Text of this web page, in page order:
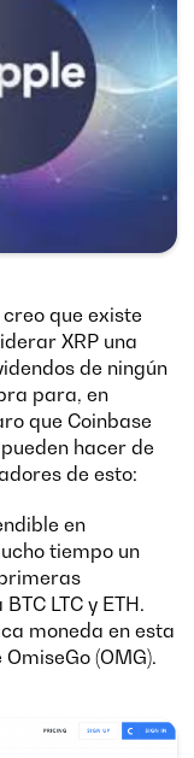
que existe
XRP una
de ningún
para, en
que Coinbase
hacer de
de esto:
en
tiempo un
LTC y ETH.
moneda en esta
(OMG).